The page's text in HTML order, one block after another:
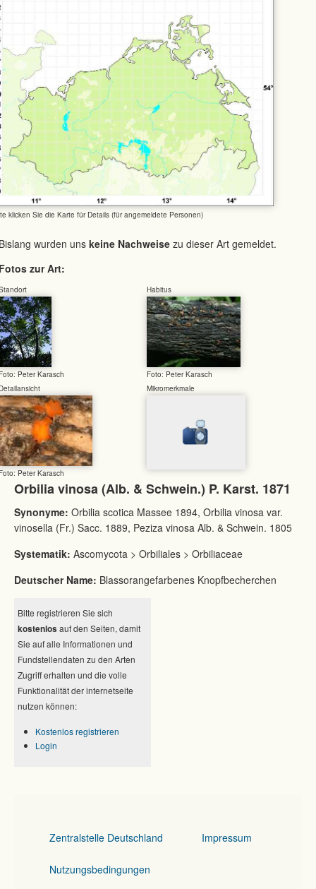
klicken Sie die Karte für Details (für angemeldete Personen)
wurden uns keine Nachweise zu dieser Art gemeldet.
zur Art:
Peter Karasch
Habitus
Foto: Peter Karasch
Peter Karasch
Mikromerkmale
Orbilia vinosa (Alb. & Schwein.) P. Karst. 1871
Synonyme: Orbilia scotica Massee 1894, Orbilia vinosa var.
vinosella (Fr.) Sacc. 1889, Peziza vinosa Alb. & Schwein. 1805
Systematik: Ascomycota > Orbiliales > Orbiliaceae
Deutscher Name: Blassorangefarbenes Knopfbecherchen
Bitte registrieren Sie sich
kostenlos auf den Seiten, damit
Sie auf alle Informationen und
Fundstellendaten zu den Arten
Zugriff erhalten und die volle
Funktionalität der internetseite
nutzen können:
Kostenlos registrieren
Login
Zentralstelle Deutschland Impressum
Nutzungsbedingungen